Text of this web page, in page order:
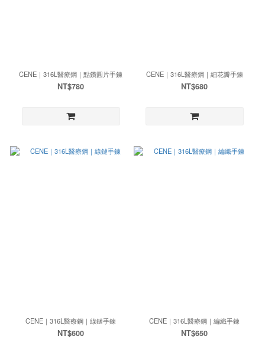
CENE｜316L醫療鋼｜點鑽圓片手鍊
NT$780
CENE｜316L醫療鋼｜細花瓣手鍊
NT$680
CENE｜316L醫療鋼｜線鏈手鍊
NT$600
CENE｜316L醫療鋼｜編織手鍊
NT$650